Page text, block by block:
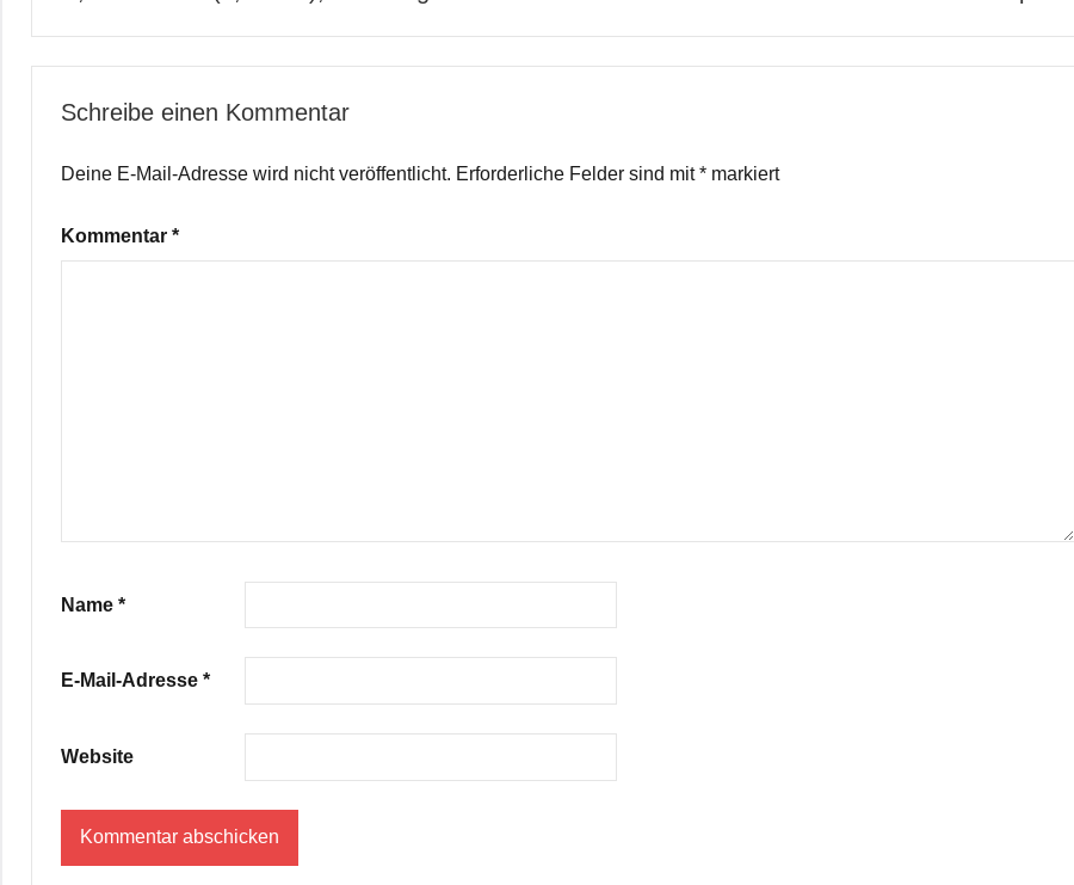
Schreibe einen Kommentar
Deine E-Mail-Adresse wird nicht veröffentlicht. Erforderliche Felder sind mit* markiert
Kommentar *
Name *
E-Mail-Adresse *
Website